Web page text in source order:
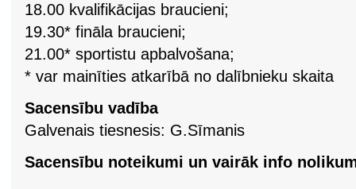
18.00 kvalifikācijas braucieni;
19.30* fināla braucieni;
21.00* sportistu apbalvošana;
* var mainīties atkarībā no dalībnieku skaita
Sacensību vadība
Galvenais tiesnesis: G.Sīmanis
Sacensību noteikumi un vairāk info